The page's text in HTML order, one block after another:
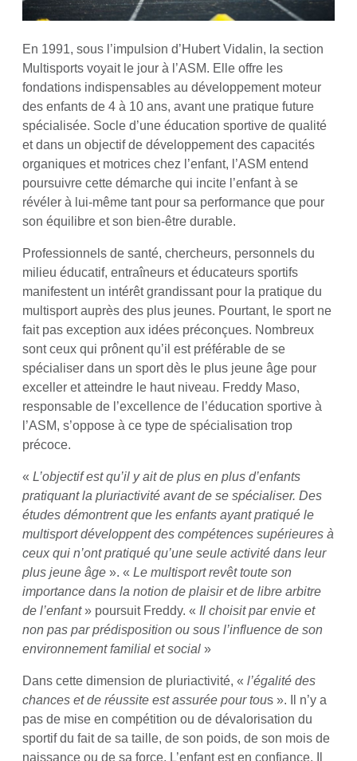
En 1991, sous l’impulsion d’Hubert Vidalin, la section
Multisports voyait le jour à l’ASM. Elle offre les
fondations indispensables au développement moteur
des enfants de 4 à 10 ans, avant une pratique future
spécialisée. Socle d’une éducation sportive de qualité
et dans un objectif de développement des capacités
organiques et motrices chez l’enfant, l’ASM entend
poursuivre cette démarche qui incite l’enfant à se
révéler à lui-même tant pour sa performance que pour
son équilibre et son bien-être durable.
Professionnels de santé, chercheurs, personnels du
milieu éducatif, entraîneurs et éducateurs sportifs
manifestent un intérêt grandissant pour la pratique du
multisport auprès des plus jeunes. Pourtant, le sport ne
fait pas exception aux idées préconçues. Nombreux
sont ceux qui prônent qu’il est préférable de se
spécialiser dans un sport dès le plus jeune âge pour
exceller et atteindre le haut niveau. Freddy Maso,
responsable de l’excellence de l’éducation sportive à
l’ASM, s’oppose à ce type de spécialisation trop
précoce.
« L’objectif est qu’il y ait de plus en plus d’enfants
pratiquant la pluriactivité avant de se spécialiser. Des
études démontrent que les enfants ayant pratiqué le
multisport développent des compétences supérieures à
ceux qui n’ont pratiqué qu’une seule activité dans leur
plus jeune âge ». « Le multisport revêt toute son
importance dans la notion de plaisir et de libre arbitre
de l’enfant» poursuit Freddy. « Il choisit par envie et
non pas par prédisposition ou sous l’influence de son
environnement familial et social »
Dans cette dimension de pluriactivité, « l’égalité des
chances et de réussite est assurée pour tous ». Il n’y a
pas de mise en compétition ou de dévalorisation du
sportif du fait de sa taille, de son poids, de son mois de
naissance ou de sa force. L’enfant est en confiance. Il